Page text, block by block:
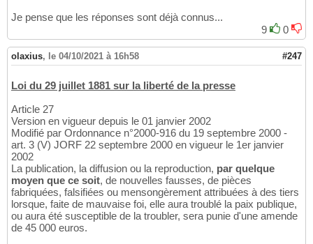
Je pense que les réponses sont déjà connus...
9
0
olaxius, le 04/10/2021 à 16h58 #247
Loi du 29 juillet 1881 sur la liberté de la presse
Article 27
Version en vigueur depuis le 01 janvier 2002
Modifié par Ordonnance n°2000-916 du 19 septembre 2000 -
art. 3 (V) JORF 22 septembre 2000 en vigueur le 1er janvier
2002
La publication, la diffusion ou la reproduction, par quelque
moyen que ce soit, de nouvelles fausses, de pièces
fabriquées, falsifiées ou mensongèrement attribuées à des tiers
lorsque, faite de mauvaise foi, elle aura troublé la paix publique,
ou aura été susceptible de la troubler, sera punie d'une amende
de 45 000 euros.